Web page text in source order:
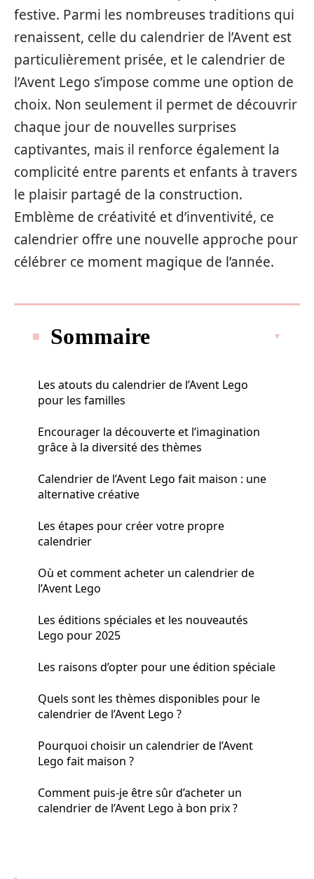
festive. Parmi les nombreuses traditions qui
renaissent, celle du calendrier de l’Avent est
particulièrement prisée, et le calendrier de
l’Avent Lego s’impose comme une option de
choix. Non seulement il permet de découvrir
chaque jour de nouvelles surprises
captivantes, mais il renforce également la
complicité entre parents et enfants à travers
le plaisir partagé de la construction.
Emblème de créativité et d’inventivité, ce
calendrier offre une nouvelle approche pour
célébrer ce moment magique de l’année.
Sommaire
Les atouts du calendrier de l’Avent Lego
pour les familles
Encourager la découverte et l’imagination
grâce à la diversité des thèmes
Calendrier de l’Avent Lego fait maison : une
alternative créative
Les étapes pour créer votre propre
calendrier
Où et comment acheter un calendrier de
l’Avent Lego
Les éditions spéciales et les nouveautés
Lego pour 2025
Les raisons d’opter pour une édition spéciale
Quels sont les thèmes disponibles pour le
calendrier de l’Avent Lego ?
Pourquoi choisir un calendrier de l’Avent
Lego fait maison ?
Comment puis-je être sûr d’acheter un
calendrier de l’Avent Lego à bon prix ?